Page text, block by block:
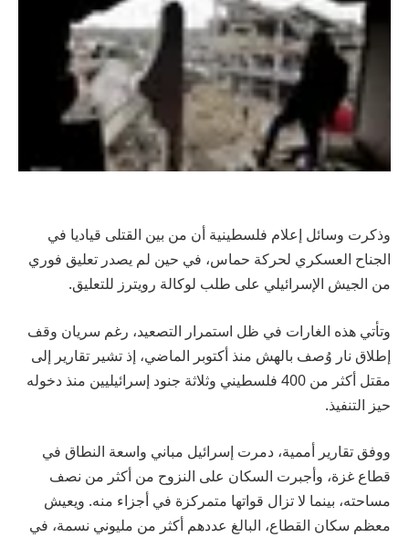
وذكرت وسائل إعلام فلسطينية أن من بين القتلى قياديا في
الجناح العسكري لحركة حماس، في حين لم يصدر تعليق فوري
من الجيش الإسرائيلي على طلب لوكالة رويترز للتعليق.
وتأتي هذه الغارات في ظل استمرار التصعيد، رغم سريان وقف
إطلاق نار وُصف بالهش منذ أكتوبر الماضي، إذ تشير تقارير إلى
مقتل أكثر من 400 فلسطيني وثلاثة جنود إسرائيليين منذ دخوله
حيز التنفيذ.
ووفق تقارير أممية، دمرت إسرائيل مباني واسعة النطاق في
قطاع غزة، وأجبرت السكان على النزوح من أكثر من نصف
مساحته، بينما لا تزال قواتها متمركزة في أجزاء منه. ويعيش
معظم سكان القطاع، البالغ عددهم أكثر من مليوني نسمة، في